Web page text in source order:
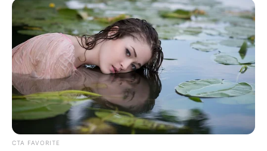
CTA FAVORITE